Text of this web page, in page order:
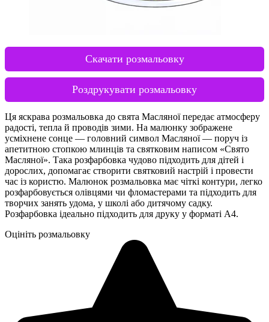
Скачати розмальовку
Роздрукувати розмальовку
Ця яскрава розмальовка до свята Масляної передає атмосферу
радості, тепла й проводів зими. На малюнку зображене
усміхнене сонце — головний символ Масляної — поруч із
апетитною стопкою млинців та святковим написом «Свято
Масляної». Така розфарбовка чудово підходить для дітей і
дорослих, допомагає створити святковий настрій і провести
час із користю. Малюнок розмальовка має чіткі контури, легко
розфарбовується олівцями чи фломастерами та підходить для
творчих занять удома, у школі або дитячому садку.
Розфарбовка ідеально підходить для друку у форматі А4.
Оцініть розмальовку